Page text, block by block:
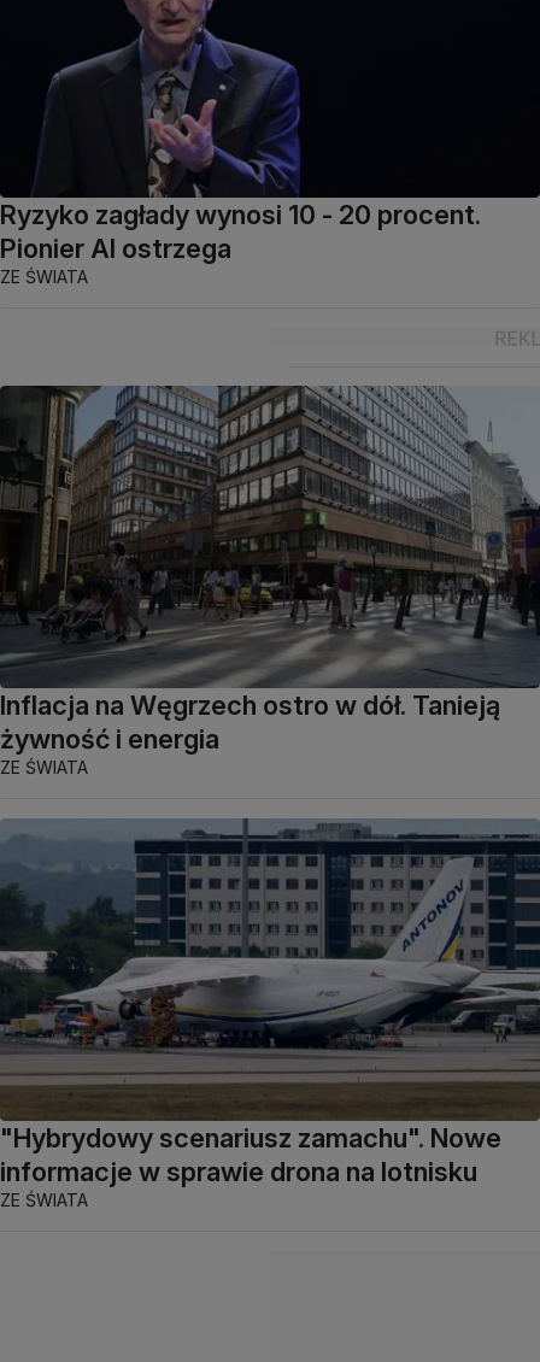
Ryzyko zagłady wynosi 10 - 20 procent.
Pionier AI ostrzega
ZE ŚWIATA
Inflacja na Węgrzech ostro w dół. Tanieją
żywność i energia
ZE ŚWIATA
"Hybrydowy scenariusz zamachu". Nowe
informacje w sprawie drona na lotnisku
ZE ŚWIATA